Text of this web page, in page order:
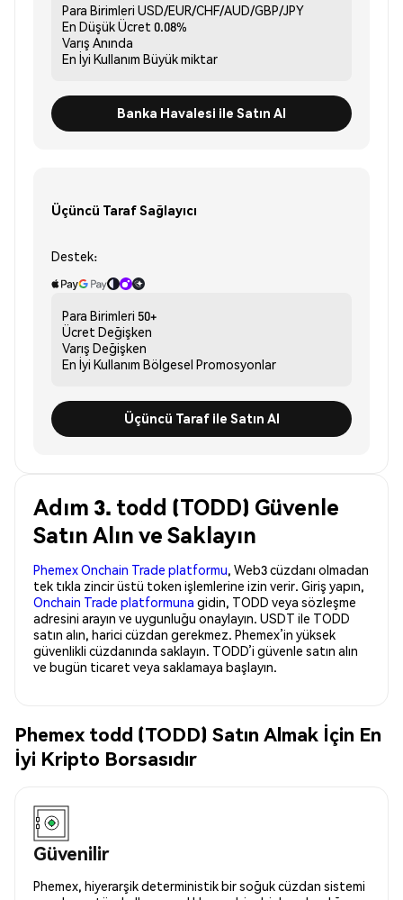
Para Birimleri USD/EUR/CHF/AUD/GBP/JPY
En Düşük Ücret 0.08%
Varış Anında
En İyi Kullanım Büyük miktar
Banka Havalesi ile Satın Al
Üçüncü Taraf Sağlayıcı
Destek:
Para Birimleri 50+
Ücret Değişken
Varış Değişken
En İyi Kullanım Bölgesel Promosyonlar
Üçüncü Taraf ile Satın Al
Adım 3. todd (TODD) Güvenle
Satın Alın ve Saklayın
Phemex Onchain Trade platformu, Web3 cüzdanı olmadan
tek tıkla zincir üstü token işlemlerine izin verir. Giriş yapın,
Onchain Trade platformuna gidin, TODD veya sözleşme
adresini arayın ve uygunluğu onaylayın. USDT ile TODD
satın alın, harici cüzdan gerekmez. Phemex’in yüksek
güvenlikli cüzdanında saklayın. TODD’i güvenle satın alın
ve bugün ticaret veya saklamaya başlayın.
Phemex todd (TODD) Satın Almak İçin En
İyi Kripto Borsasıdır
Güvenilir
Phemex, hiyerarşik deterministik bir soğuk cüzdan sistemi